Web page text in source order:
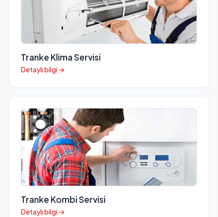
Tranke Klima Servisi
Detaylı bilgi →
Tranke Kombi Servisi
Detaylı bilgi →